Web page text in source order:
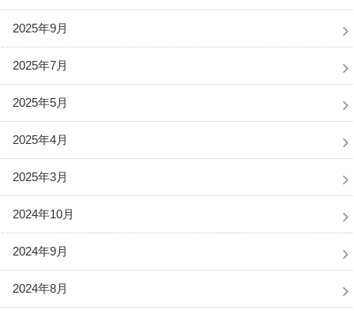
2025年9月
2025年7月
2025年5月
2025年4月
2025年3月
2024年10月
2024年9月
2024年8月